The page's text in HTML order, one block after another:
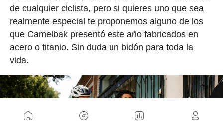
de cualquier ciclista, pero si quieres uno que sea
realmente especial te proponemos alguno de los
que Camelbak presentó este año fabricados en
acero o titanio. Sin duda un bidón para toda la
vida.